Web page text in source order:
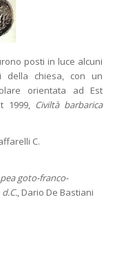
posti in luce alcuni
della chiesa, con un
orientata ad Est
1999,Civiltà barbarica
C.
goto-franco-
, Dario De Bastiani